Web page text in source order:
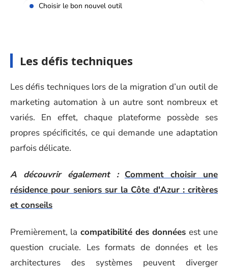
Choisir le bon nouvel outil
Les défis techniques
Les défis techniques lors de la migration d’un outil de
marketing automation à un autre sont nombreux et
variés. En effet, chaque plateforme possède ses
propres spécificités, ce qui demande une adaptation
parfois délicate.
A découvrir également : Comment choisir une
résidence pour seniors sur la Côte d'Azur : critères
et conseils
Premièrement, la compatibilité des données est une
question cruciale. Les formats de données et les
architectures des systèmes peuvent diverger